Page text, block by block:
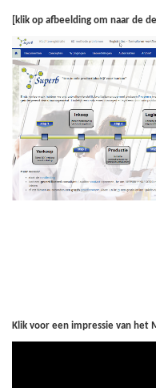
[klik op afbeelding om naar de
Klik voor een impressie van